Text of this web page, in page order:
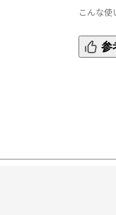
も丁度良く邪
こんな使
キッチ
ックを
参